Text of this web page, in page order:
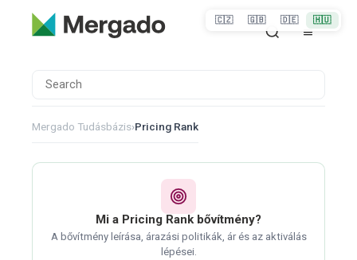
Mergado Tudásbázis›Pricing Rank
Mi a Pricing Rank bővítmény?
A bővítmény leírása, árazási politikák, ár és az aktiválás
lépései.
🇨🇿 🇬🇧 🇩🇪 🇭🇺